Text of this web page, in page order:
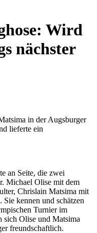
Wird
nächster
in der Augsburger
lieferte ein
an Seite, die zwei
Michael Olise mit dem
Chrislain Matsima mit
kennen und schätzen
Turnier im
sich Olise und Matsima
freundschaftlich.